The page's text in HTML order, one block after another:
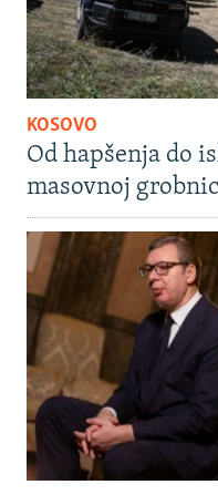
KOSOVO
Od hapšenja do
masovnoj